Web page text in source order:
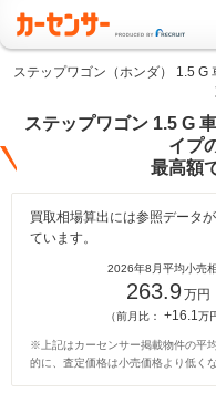
ステップワゴン（ホンダ） 1.5 G
ステップワゴン 1.5 G
イプ
最高額
買取相場算出には参照データ
ています。
2026年8月平均小売
263.9万円
（前月比： +16.1万
※上記はカーセンサー掲載物件の平
的に、査定価格は小売価格より低くな